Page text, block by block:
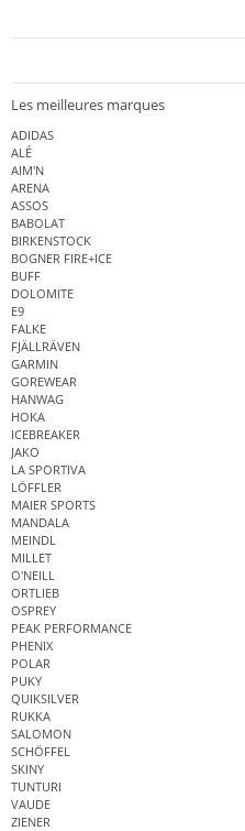
Les meilleures marques
ADIDAS
ALÉ
AIM'N
ARENA
ASSOS
BABOLAT
BIRKENSTOCK
BOGNER FIRE+ICE
BUFF
DOLOMITE
E9
FALKE
FJÄLLRÄVEN
GARMIN
GOREWEAR
HANWAG
HOKA
ICEBREAKER
JAKO
LA SPORTIVA
LÖFFLER
MAIER SPORTS
MANDALA
MEINDL
MILLET
O'NEILL
ORTLIEB
OSPREY
PEAK PERFORMANCE
PHENIX
POLAR
PUKY
QUIKSILVER
RUKKA
SALOMON
SCHÖFFEL
SKINY
TUNTURI
VAUDE
ZIENER